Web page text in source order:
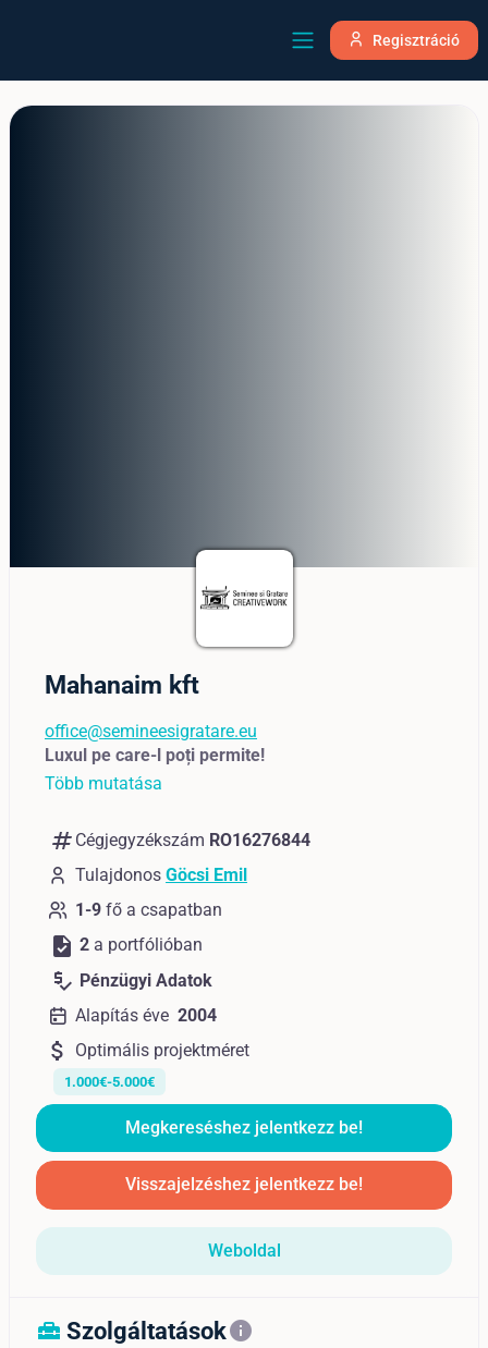
Regisztráció
Mahanaim kft
office@semineesigratare.eu
Luxul pe care-l poți permite!
Több mutatása
numbers Cégjegyzékszám RO16276844
Tulajdonos Göcsi Emil
1-9 fő a csapatban
task 2 a portfólióban
price_check Pénzügyi Adatok
Alapítás éve 2004
attach_money Optimális projektméret
1.000€-5.000€
Megkereséshez jelentkezz be!
Visszajelzéshez jelentkezz be!
Weboldal
home_repair_service Szolgáltatásokinfo